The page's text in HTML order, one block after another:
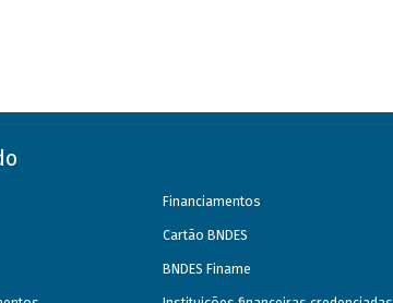
Financiamentos
Cartão BNDES
BNDES Finame